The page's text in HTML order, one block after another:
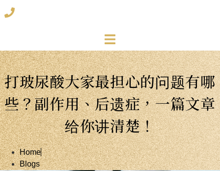
打玻尿酸大家最担心的问题有哪
些？副作用、后遗症，一篇文章
给你讲清楚！
Home
Blogs